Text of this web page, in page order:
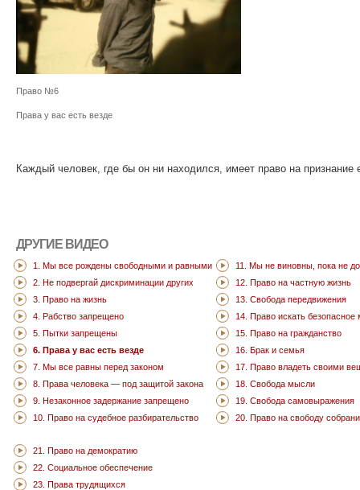
Право №6
Права у вас есть везде
Каждый человек, где бы он ни находился, имеет право на признание
ДРУГИЕ ВИДЕО
1. Мы все рождены свободными и равными
2. Не подвергай дискриминации других
3. Право на жизнь
4. Рабство запрещено
5. Пытки запрещены
6. Права у вас есть везде
7. Мы все равны перед законом
8. Права человека — под защитой закона
9. Незаконное задержание запрещено
10. Право на судебное разбирательство
11. Мы не виновны, пока не
12. Право на частную жизнь
13. Свобода передвижения
14. Право искать безопасное
15. Право на гражданство
16. Брак и семья
17. Право владеть своими
18. Свобода мысли
19. Свобода самовыражения
20. Право на свободу
21. Право на демократию
22. Социальное обеспечение
23. Права трудящихся